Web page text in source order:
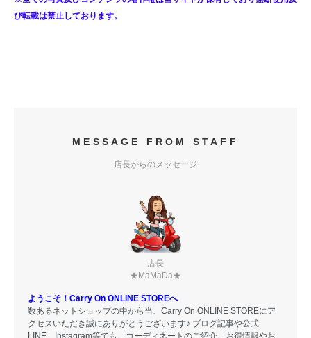
び転載は禁止しております。
MESSAGE FROM STAFF
店長からのメッセージ
店長
★MaMaDa★
ようこそ！Carry On ONLINE STOREへ
数あるネットショップの中から当、Carry On ONLINE STOREにア
クセスいただき誠にありがとうございます♪ ブログ記事や公式
LINE、Instagram等でも、コーディネートのご紹介、お得情報やお